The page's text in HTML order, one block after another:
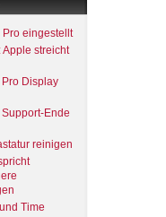
Pro eingestellt
Apple streicht
Display
Ende
reinigen
Time